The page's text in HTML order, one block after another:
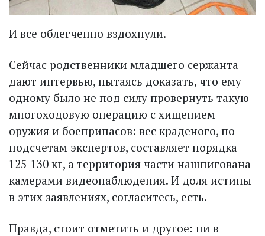
И все облегченно вздохнули.
Сейчас родственники младшего сержанта
дают интервью, пытаясь доказать, что ему
одному было не под силу провернуть такую
многоходовую операцию с хищением
оружия и боеприпасов: вес краденого, по
подсчетам экспертов, составляет порядка
125-130 кг, а территория части нашпигована
камерами видеонаблюдения. И доля истины
в этих заявлениях, согласитесь, есть.
Правда, стоит отметить и другое: ни в